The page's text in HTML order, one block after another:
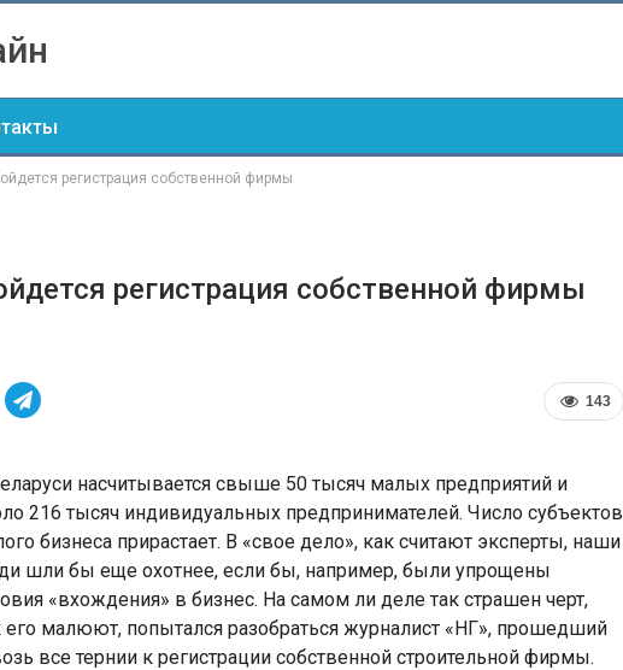
регистрация собственной фирмы
регистрация собственной фирмы
143
насчитывается свыше 50 тысяч малых предприятий и
216 тысяч индивидуальных предпринимателей. Число субъектов
бизнеса прирастает. В «свое дело», как считают эксперты, наши
шли бы еще охотнее, если бы, например, были упрощены
«вхождения» в бизнес. На самом ли деле так страшен черт,
его малюют, попытался разобраться журналист «НГ», прошедший
все тернии к регистрации собственной строительной фирмы.